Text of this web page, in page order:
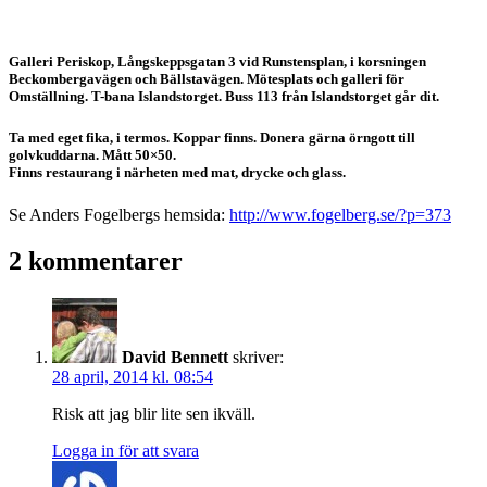
Galleri Periskop, Långskeppsgatan 3 vid Runstensplan, i korsningen
Beckombergavägen och Bällstavägen. Mötesplats och galleri för
Omställning. T-bana Islandstorget. Buss 113 från Islandstorget går dit.
Ta med eget fika, i termos. Koppar finns. Donera gärna örngott till
golvkuddarna. Mått 50×50.
Finns restaurang i närheten med mat, drycke och glass.
Se Anders Fogelbergs hemsida: http://www.fogelberg.se/?p=373
2 kommentarer
David Bennett skriver:
28 april, 2014 kl. 08:54
Risk att jag blir lite sen ikväll.
Logga in för att svara